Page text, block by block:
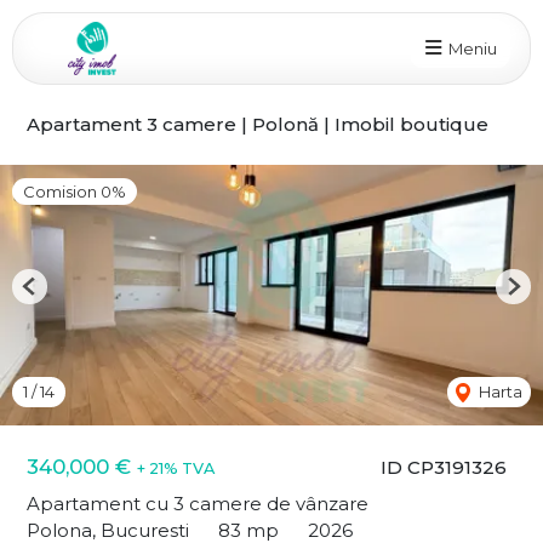
Meniu
Apartament 3 camere | Polonă | Imobil boutique
ID CP3191326
340,000 € + 21% TVA
Apartament cu 3 camere de vânzare
Polona, Bucuresti
83 mp 2026
Comision 0%
1 /14 Harta
Previous